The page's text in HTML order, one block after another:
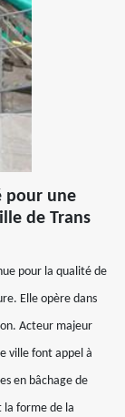
pour une
de Trans
pour la qualité de
Elle opère dans
Acteur majeur
ville font appel à
en bâchage de
la forme de la